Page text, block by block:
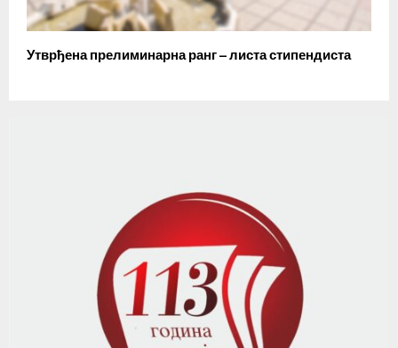
Утврђена прелиминарна ранг – листа стипендиста